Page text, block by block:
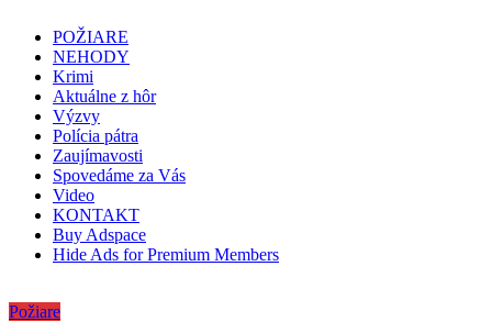
POŽIARE
NEHODY
Krimi
Aktuálne z hôr
Výzvy
Polícia pátra
Zaujímavosti
Spovedáme za Vás
Video
KONTAKT
Buy Adspace
Hide Ads for Premium Members
Požiare